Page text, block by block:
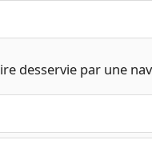
desservie par une